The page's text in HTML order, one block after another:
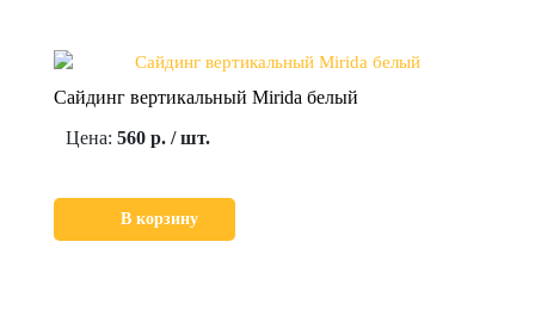
Сайдинг вертикальный Mirida белый
Цена: 560 р. / шт.
В корзину